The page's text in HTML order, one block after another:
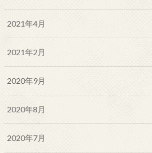
2021年4月
2021年2月
2020年9月
2020年8月
2020年7月